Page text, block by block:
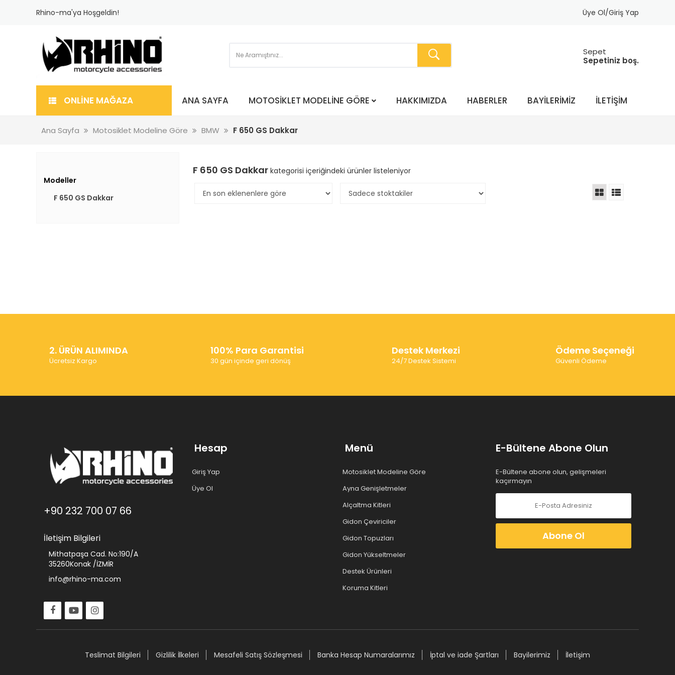
Rhino-ma'ya Hoşgeldin! Üye Ol/Giriş Yap
Sepet
Sepetiniz boş.
ONLİNE MAĞAZA ANA SAYFA MOTOSIKLET MODELINE GÖRE HAKKIMIZDA HABERLER BAYILERIMIZ İLETIŞIM
Ana Sayfa Motosiklet Modeline Göre BMW F 650 GS Dakkar
Modeller
F 650 GS Dakkar
F 650 GS Dakkar kategorisi içeriğindeki ürünler listeleniyor
2. ÜRÜN ALIMINDA
Ücretsiz Kargo
100% Para Garantisi
30 gün içinde geri dönüş
Destek Merkezi
24/7 Destek Sistemi
Ödeme Seçeneği
Güvenli Ödeme
+90 232 700 07 66
İletişim Bilgileri
Mithatpaşa Cad. No:190/A
35260Konak /İZMİR
info@rhino-ma.com
Hesap
Giriş Yap
Üye Ol
Menü
Motosiklet Modeline Göre
Ayna Genişletmeler
Alçaltma Kitleri
Gidon Çeviriciler
Gidon Topuzları
Gidon Yükseltmeler
Destek Ürünleri
Koruma Kitleri
E-Bültene Abone Olun
E-Bültene abone olun, gelişmeleri
kaçırmayın
Abone Ol
Teslimat Bilgileri Gizlilik İlkeleri Mesafeli Satış Sözleşmesi Banka Hesap Numaralarımız İptal ve iade Şartları Bayilerimiz İletişim